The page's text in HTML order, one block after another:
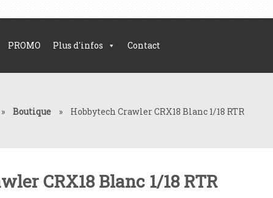
PROMO Plus d'infos Contact
» Boutique » Hobbytech Crawler CRX18 Blanc 1/18 RTR
CRX18 Blanc 1/18 RTR